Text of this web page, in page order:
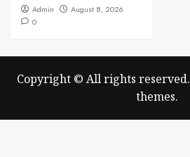
Admin
August 8, 2026
0
Copyright © All rights reserved.
themes.